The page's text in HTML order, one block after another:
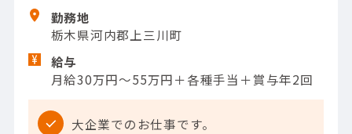
勤務地
栃木県河内郡上三川町
給与
月給30万円～55万円＋各種手当＋賞与年2回
大企業でのお仕事です。